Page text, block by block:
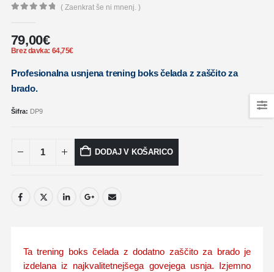
( Zaenkrat še ni mnenj. )
79,00€
Brez davka: 64,75€
Profesionalna usnjena trening boks čelada z zaščito za
brado.
Šifra: DP9
DODAJ V KOŠARICO
Ta trening boks čelada z dodatno zaščito za brado je
izdelana iz najkvalitetnejšega govejega usnja. Izjemno